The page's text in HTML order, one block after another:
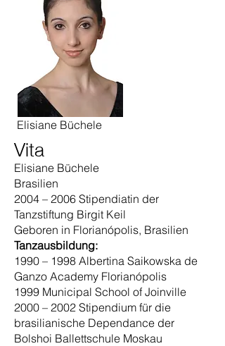
Elisiane Büchele
Vita
Elisiane Büchele
Brasilien
2004 – 2006 Stipendiatin der
Tanzstiftung Birgit Keil
Geboren in Florianópolis, Brasilien
Tanzausbildung:
1990 – 1998 Albertina Saikowska de
Ganzo Academy Florianópolis
1999 Municipal School of Joinville
2000 – 2002 Stipendium für die
brasilianische Dependance der
Bolshoi Ballettschule Moskau